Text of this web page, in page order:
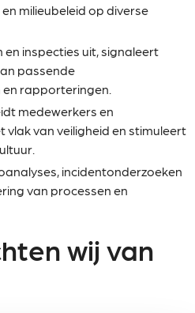
milieubeleid op diverse
inspecties uit, signaleert
passende
rapporteringen.
medewerkers en
vlak van veiligheid en stimuleert
incidentonderzoeken
van processen en
wij van